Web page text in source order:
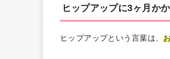
ヒップアップに3ヶ月か
ヒップアップという言葉は、